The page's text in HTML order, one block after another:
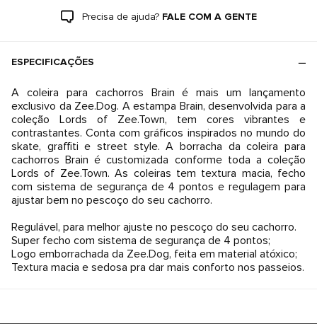
Precisa de ajuda? FALE COM A GENTE
ESPECIFICAÇÕES
A coleira para cachorros Brain é mais um lançamento
exclusivo da Zee.Dog. A estampa Brain, desenvolvida para a
coleção Lords of Zee.Town, tem cores vibrantes e
contrastantes. Conta com gráficos inspirados no mundo do
skate, graffiti e street style. A borracha da coleira para
cachorros Brain é customizada conforme toda a coleção
Lords of Zee.Town. As coleiras tem textura macia, fecho
com sistema de segurança de 4 pontos e regulagem para
ajustar bem no pescoço do seu cachorro.
Regulável, para melhor ajuste no pescoço do seu cachorro.
Super fecho com sistema de segurança de 4 pontos;
Logo emborrachada da Zee.Dog, feita em material atóxico;
Textura macia e sedosa pra dar mais conforto nos passeios.